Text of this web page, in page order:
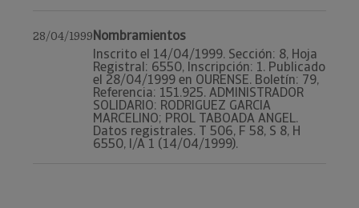
28/04/1999Nombramientos
Inscrito el 14/04/1999. Sección: 8, Hoja
Registral: 6550, Inscripción: 1. Publicado
el 28/04/1999 en OURENSE. Boletín: 79,
Referencia: 151.925. ADMINISTRADOR
SOLIDARIO: RODRIGUEZ GARCIA
MARCELINO; PROL TABOADA ANGEL.
Datos registrales. T 506, F 58, S 8, H
6550, I/A 1 (14/04/1999).